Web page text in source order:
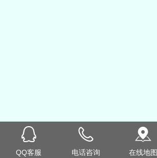
QQ客服 电话咨询 在线地图